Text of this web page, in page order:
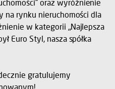
oraz wyróżnienie
na rynku nieruchomości dla
w kategorii „Najlepsza
Euro Styl, nasza spółka
gratulujemy